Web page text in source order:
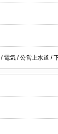
/ 電気 /公営上水道 /